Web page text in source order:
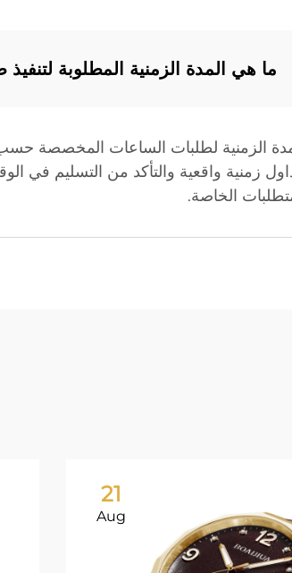
ما هي المدة الزمنية المطلوبة
الزمنية لطلبات الساعات المخصصة حسب
زمنية واقعية والتأكد من التسليم في
الخاصة.
21
Aug